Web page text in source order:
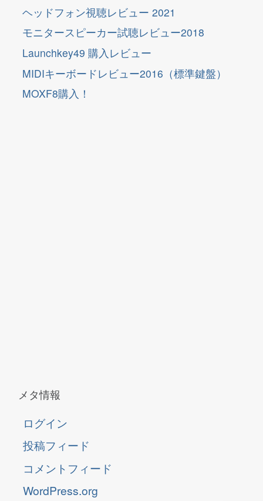
ヘッドフォン視聴レビュー 2021
モニタースピーカー試聴レビュー2018
Launchkey49 購入レビュー
MIDIキーボードレビュー2016（標準鍵盤）
MOXF8購入！
メタ情報
ログイン
投稿フィード
コメントフィード
WordPress.org